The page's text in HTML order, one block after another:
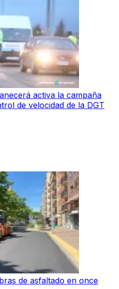
activa la campaña
de velocidad de la DGT
de asfaltado en once